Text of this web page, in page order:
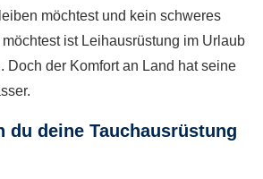
möchtest und kein schweres
ist Leihausrüstung im Urlaub
Doch der Komfort an Land hat seine
du deine Tauchausrüstung